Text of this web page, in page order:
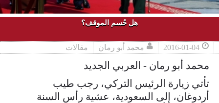
هل حُسم الموقف؟
2016-01-04 محمد أبو رمان مقالات
محمد أبو رمان - العربي الجديد
تأتي زيارة الرئيس التركي، رجب طيب
أردوغان، إلى السعودية، عشية رأس السنة